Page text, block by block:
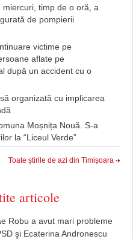
timp de o oră, a
de pompierii
victime pe
aflate pe
după un accident cu o
organizată cu implicarea
Moșnița Nouă. S-a
la “Liceul Verde”
Toate știrile de azi din Timișoara
articole
Robu a avut mari probleme
şi Ecaterina Andronescu